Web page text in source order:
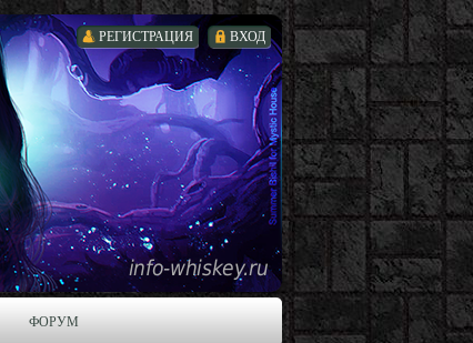
ВХОД
РЕГИСТРАЦИЯ
ФОРУМ